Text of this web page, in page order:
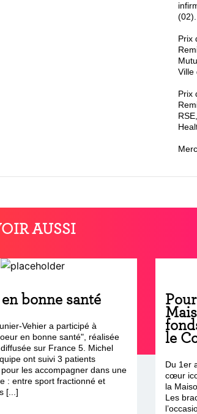
(02).
Prix
Ville
Prix
AUSSI
bonne santé
Vehier a participé à
en bonne santé", réalisée
sur France 5. Michel
ont suivi 3 patients
les accompagner dans une
: entre sport fractionné et
[...]
le
Du 1er
cœur
la
Les